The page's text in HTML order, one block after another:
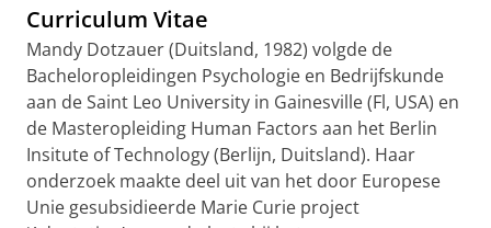
Curriculum Vitae
Mandy Dotzauer (Duitsland, 1982) volgde de
Bacheloropleidingen Psychologie en Bedrijfskunde
aan de Saint Leo University in Gainesville (Fl, USA) en
de Masteropleiding Human Factors aan het Berlin
Insitute of Technology (Berlijn, Duitsland). Haar
onderzoek maakte deel uit van het door Europese
Unie gesubsidieerde Marie Curie project